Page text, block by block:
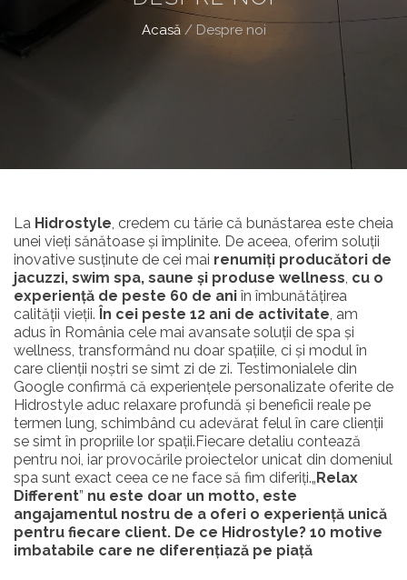
Acasă/ Despre noi
La Hidrostyle , credem cu tărie că bunăstarea este cheia
unei vieți sănătoase și împlinite. De aceea, oferim soluții
inovative susținute de cei mai renumiți producători de
jacuzzi, swim spa, saune și produse wellness cu o
experiență de peste 60 de aniîn îmbunătățirea
calității vieții. În cei peste 12 ani de activitate , am
adus în România cele mai avansate soluții de spa și
wellness, transformând nu doar spațiile, ci și modul în
care clienții noștri se simt zi de zi. Testimonialele din
Google confirmă că experiențele personalizate oferite de
Hidrostyle aduc relaxare profundă și beneficii reale pe
termen lung, schimbând cu adevărat felul în care clienții
se simt în propriile lor spații.Fiecare detaliu contează
pentru noi, iar provocările proiectelor unicat din domeniul
spa sunt exact ceea ce ne face să fim diferiți.„Relax
Different” nu este doar un motto, este
angajamentul nostru de a oferi o experiență unică
pentru fiecare client. De ce Hidrostyle? 10 motive
imbatabile care ne diferențiază pe piață